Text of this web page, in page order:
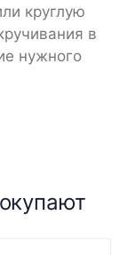
круглую
в
нужного